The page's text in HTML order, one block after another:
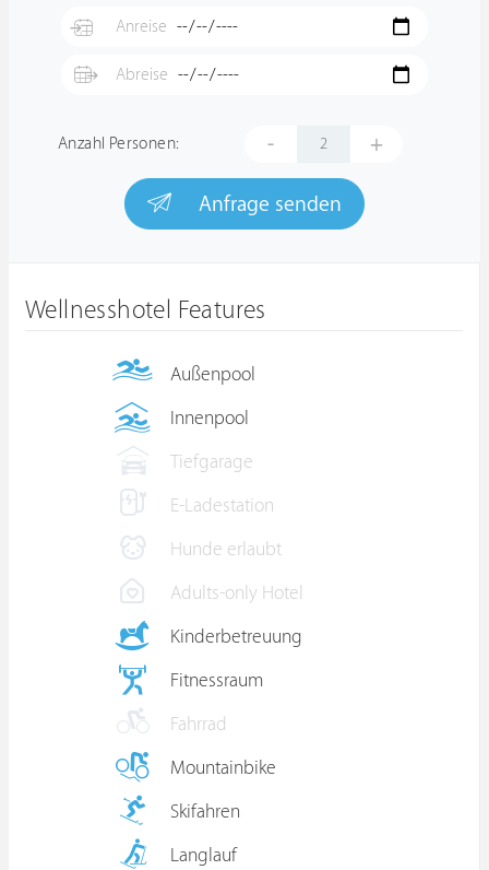
Anzahl Personen: - +
Anfrage senden
Wellnesshotel Features
Außenpool
Innenpool
Tiefgarage
E-Ladestation
Hunde erlaubt
Adults-only Hotel
Kinderbetreuung
Fitnessraum
Fahrrad
Mountainbike
Skifahren
Langlauf